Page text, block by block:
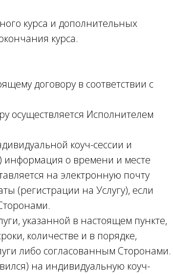
курса и дополнительных
курса.
договору в соответствии с
осуществляется Исполнителем
коуч-сессии и
информация о времени и месте
на электронную почту
(регистрации на Услугу), если
указанной в настоящем пункте,
количестве и в порядке,
либо согласованным Сторонами.
на индивидуальную коуч-